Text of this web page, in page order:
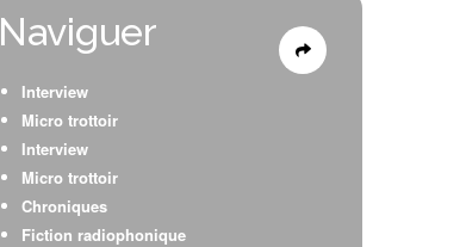
Naviguer
Interview
Micro trottoir
Interview
Micro trottoir
Chroniques
Fiction radiophonique